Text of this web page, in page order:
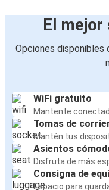
El mejor
Opciones disponibles
WiFi gratuito
Mantente
Tomas de
Mantén tus
Asientos
Disfruta de más
Consigna de
Espacio para